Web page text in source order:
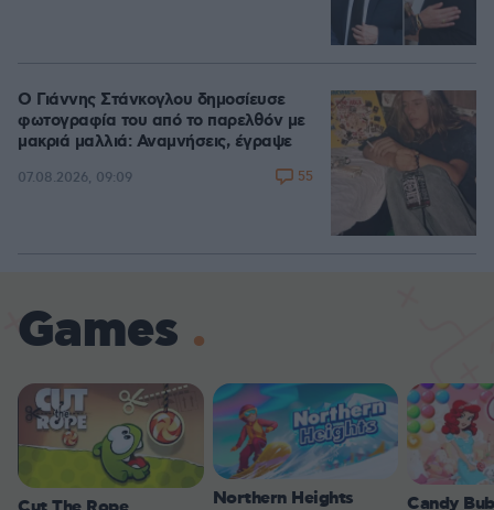
Ο Γιάννης Στάνκογλου δημοσίευσε
φωτογραφία του από το παρελθόν με
μακριά μαλλιά: Αναμνήσεις, έγραψε
07.08.2026, 09:09 55
Games
Northern Heights Candy